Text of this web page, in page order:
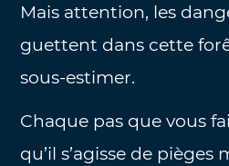
Mais attention, les
guettent dans cette
sous-estimer.
Chaque pas que vous
qu’il s’agisse de pièges